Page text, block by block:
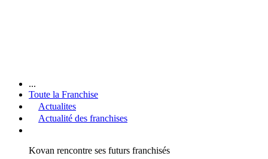
...
Toute la Franchise
Actualites
Actualité des franchises
Kovan rencontre ses futurs franchisés